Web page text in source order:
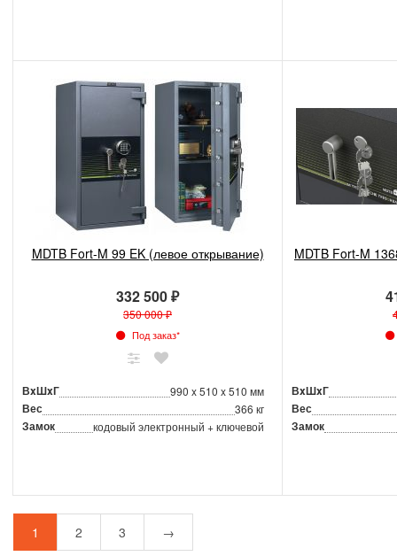
MDTB Fort-M 99 EK (левое открывание)
332 500 ₽
350 000 ₽
Под заказ*
ВxШxГ 990 x 510 x 510 мм
Вес 366 кг
Замок кодовый электронный + ключевой
MDTB Fort-M
ВxШxГ
Вес
Замок
1 2 3 →